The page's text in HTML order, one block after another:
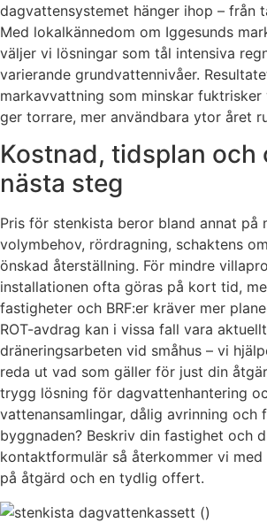
dagvattensystemet hänger ihop – från
Med lokalkännedom om Iggesunds
väljer vi lösningar som tål intensiva
varierande grundvattennivåer.
markavvattning som minskar
ger torrare, mer användbara ytor året
Kostnad, tidsplan och
nästa steg
Pris för stenkista beror bland annat på
volymbehov, rördragning, schaktens
önskad återställning. För mindre
installationen ofta göras på kort tid,
fastigheter och BRF:er kräver mer
ROT-avdrag kan i vissa fall vara
dräneringsarbeten vid småhus – vi
reda ut vad som gäller för just din
trygg lösning för dagvattenhantering
vattenansamlingar, dålig avrinning och
byggnaden? Beskriv din fastighet och
kontaktformulär så återkommer vi
på åtgärd och en tydlig offert.